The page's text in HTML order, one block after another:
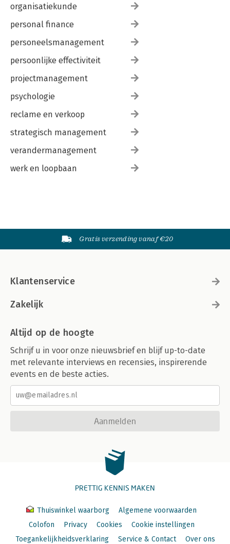
organisatiekunde
personal finance
personeelsmanagement
persoonlijke effectiviteit
projectmanagement
psychologie
reclame en verkoop
strategisch management
verandermanagement
werk en loopbaan
Gratis verzending vanaf €20
Klantenservice
Zakelijk
Altijd op de hoogte
Schrijf u in voor onze nieuwsbrief en blijf up-to-date
met relevante interviews en recensies, inspirerende
events en de beste acties.
Aanmelden
PRETTIG KENNIS MAKEN
Thuiswinkel waarborg
Algemene voorwaarden
Colofon
Privacy Cookies
Cookie instellingen
Toegankelijkheidsverklaring
Service & Contact Over ons